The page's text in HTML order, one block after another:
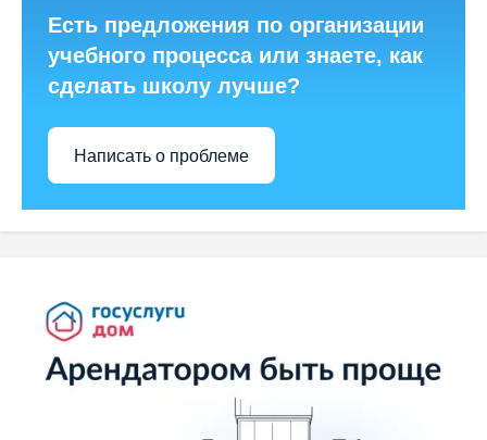
Есть предложения по организации
учебного процесса или знаете, как
сделать школу лучше?
Написать о проблеме